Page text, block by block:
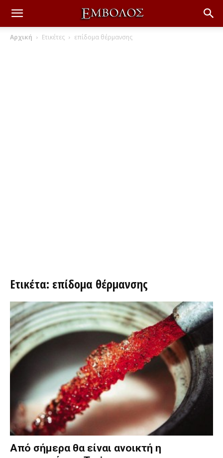
Αρχική Ετικέτες επίδομα θέρμανσης
Ετικέτα: επίδομα θέρμανσης
Από σήμερα θα είναι ανοικτή η